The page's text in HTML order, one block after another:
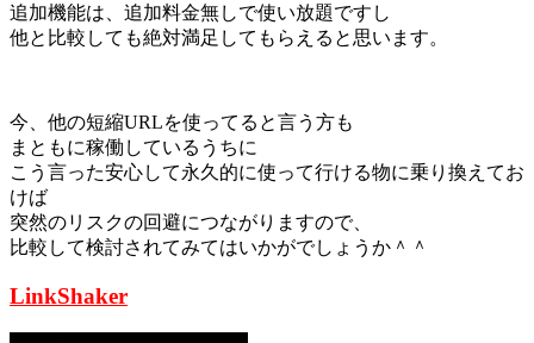
追加機能は、追加料金無しで使い放題ですし
他と比較しても絶対満足してもらえると思います。
今、他の短縮URLを使ってると言う方も
まともに稼働しているうちに
こう言った安心して永久的に使って行ける物に乗り換えてお
けば
突然のリスクの回避につながりますので、
比較して検討されてみてはいかがでしょうか＾＾
LinkShaker